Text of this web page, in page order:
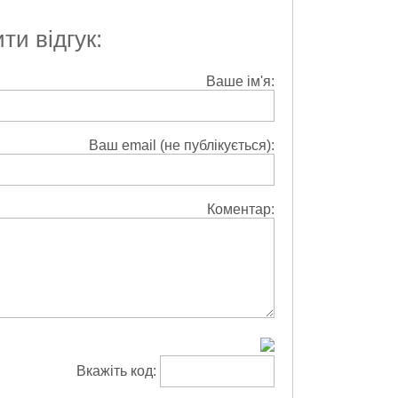
відгук:
Ваше ім'я:
Ваш email (не публікується):
Коментар:
Вкажіть код: